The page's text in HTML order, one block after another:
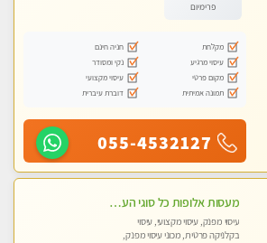
פרימיום
מקלחת
חניה חינם
עיסוי מרגיע
נקי ומסודר
מקום פרטי
עיסוי מקצועי
תמונה אמיתית
דוברת עיברית
055-4532127
מעסות אלופות כל סוגי העיסויים מקצועיות ואיכותיות פרטי!!
עיסוי מפנק, עיסוי מקצועי, עיסוי
בקלניקה פרטית, מכוני עיסוי מפנק,